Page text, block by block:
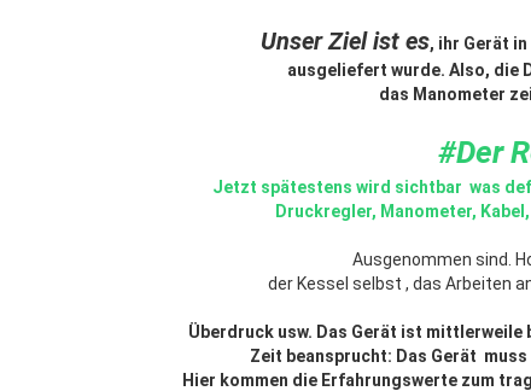
Unser Ziel ist es, ihr Gerät
ausgeliefert wurde. Also, die
das Manometer
#Der
Jetzt spätestens wird sichtbar was
Druckregler, Manometer,
Ausgenommen sind.
der Kessel selbst , das Arbeiten
Überdruck usw. Das Gerät ist
Zeit beansprucht: Das Gerät
Hier kommen die Erfahrungswerte zum